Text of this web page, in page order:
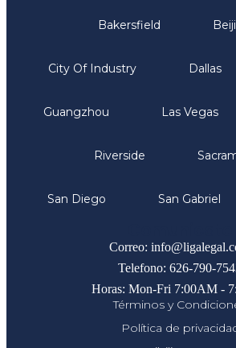
Bakersfield
City Of Industry Dallas
Guangzhou Las Vegas
Riverside
San Diego San Gabriel
Correo:
Telefono: 626-790-
Horas: Mon-Fri 7:00AM -
Términos y
Política de